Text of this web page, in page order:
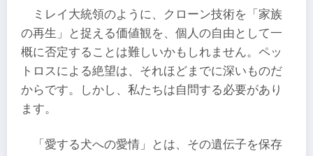
ミレイ大統領のように、クローン技術を「家族
の再生」と捉える価値観を、個人の自由として一
概に否定することは難しいかもしれません。ペッ
トロスによる絶望は、それほどまでに深いものだ
からです。しかし、私たちは自問する必要があり
ます。
「愛する犬への愛情」とは、その遺伝子を保存